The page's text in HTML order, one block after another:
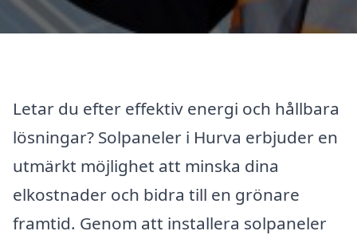
Letar du efter effektiv energi och hållbara
lösningar? Solpaneler i Hurva erbjuder en
utmärkt möjlighet att minska dina
elkostnader och bidra till en grönare
framtid. Genom att installera solpaneler